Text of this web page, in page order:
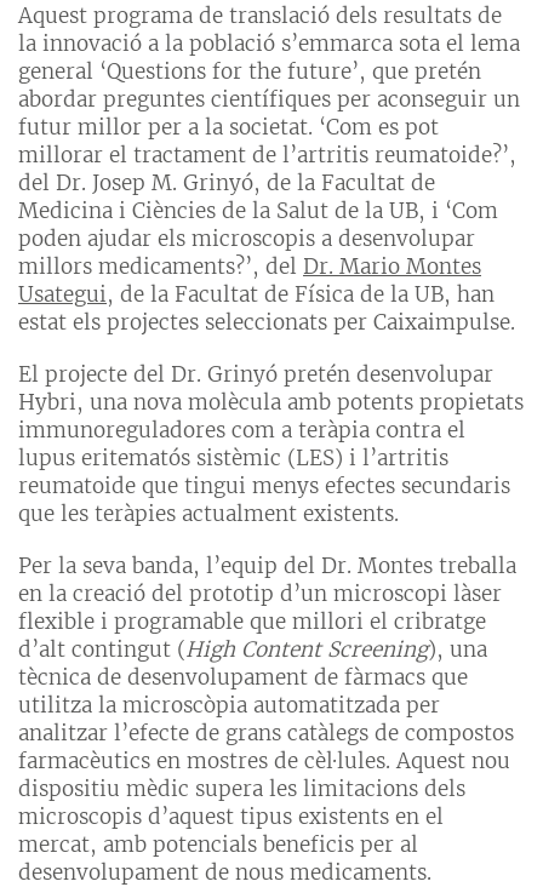
Aquest programa de translació dels resultats de
la innovació a la població s’emmarca sota el lema
general ‘Questions for the future’, que pretén
abordar preguntes científiques per aconseguir un
futur millor per a la societat. ‘Com es pot
millorar el tractament de l’artritis reumatoide?’,
del Dr. Josep M. Grinyó, de la Facultat de
Medicina i Ciències de la Salut de la UB, i ‘Com
poden ajudar els microscopis a desenvolupar
millors medicaments?’, del Dr. Mario Montes
Usategui, de la Facultat de Física de la UB, han
estat els projectes seleccionats per Caixaimpulse.
El projecte del Dr. Grinyó pretén desenvolupar
Hybri, una nova molècula amb potents propietats
immunoreguladores com a teràpia contra el
lupus eritematós sistèmic (LES) i l’artritis
reumatoide que tingui menys efectes secundaris
que les teràpies actualment existents.
Per la seva banda, l’equip del Dr. Montes treballa
en la creació del prototip d’un microscopi làser
flexible i programable que millori el cribratge
d’alt contingut (High Content Screening), una
tècnica de desenvolupament de fàrmacs que
utilitza la microscòpia automatitzada per
analitzar l’efecte de grans catàlegs de compostos
farmacèutics en mostres de cèl·lules. Aquest nou
dispositiu mèdic supera les limitacions dels
microscopis d’aquest tipus existents en el
mercat, amb potencials beneficis per al
desenvolupament de nous medicaments.